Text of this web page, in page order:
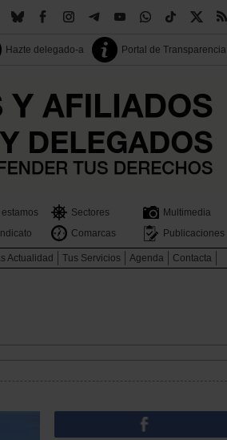
Hazte delegado-a Portal de Transparencia
Sectores
Multimedia
Comarcas Publicaciones
Actualidad Tus Servicios Agenda Contacta